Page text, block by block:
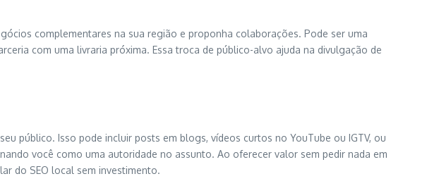
complementares na sua região e proponha colaborações. Pode ser uma
com uma livraria próxima. Essa troca de público-alvo ajuda na divulgação de
público. Isso pode incluir posts em blogs, vídeos curtos no YouTube ou IGTV, ou
você como uma autoridade no assunto. Ao oferecer valor sem pedir nada em
do SEO local sem investimento.